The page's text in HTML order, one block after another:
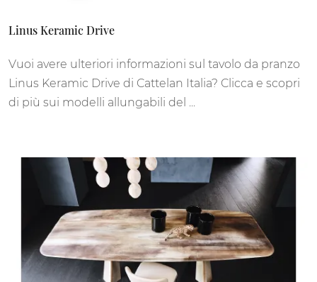
Linus Keramic Drive
Vuoi avere ulteriori informazioni sul tavolo da pranzo
Linus Keramic Drive di Cattelan Italia? Clicca e scopri
di più sui modelli allungabili del ...